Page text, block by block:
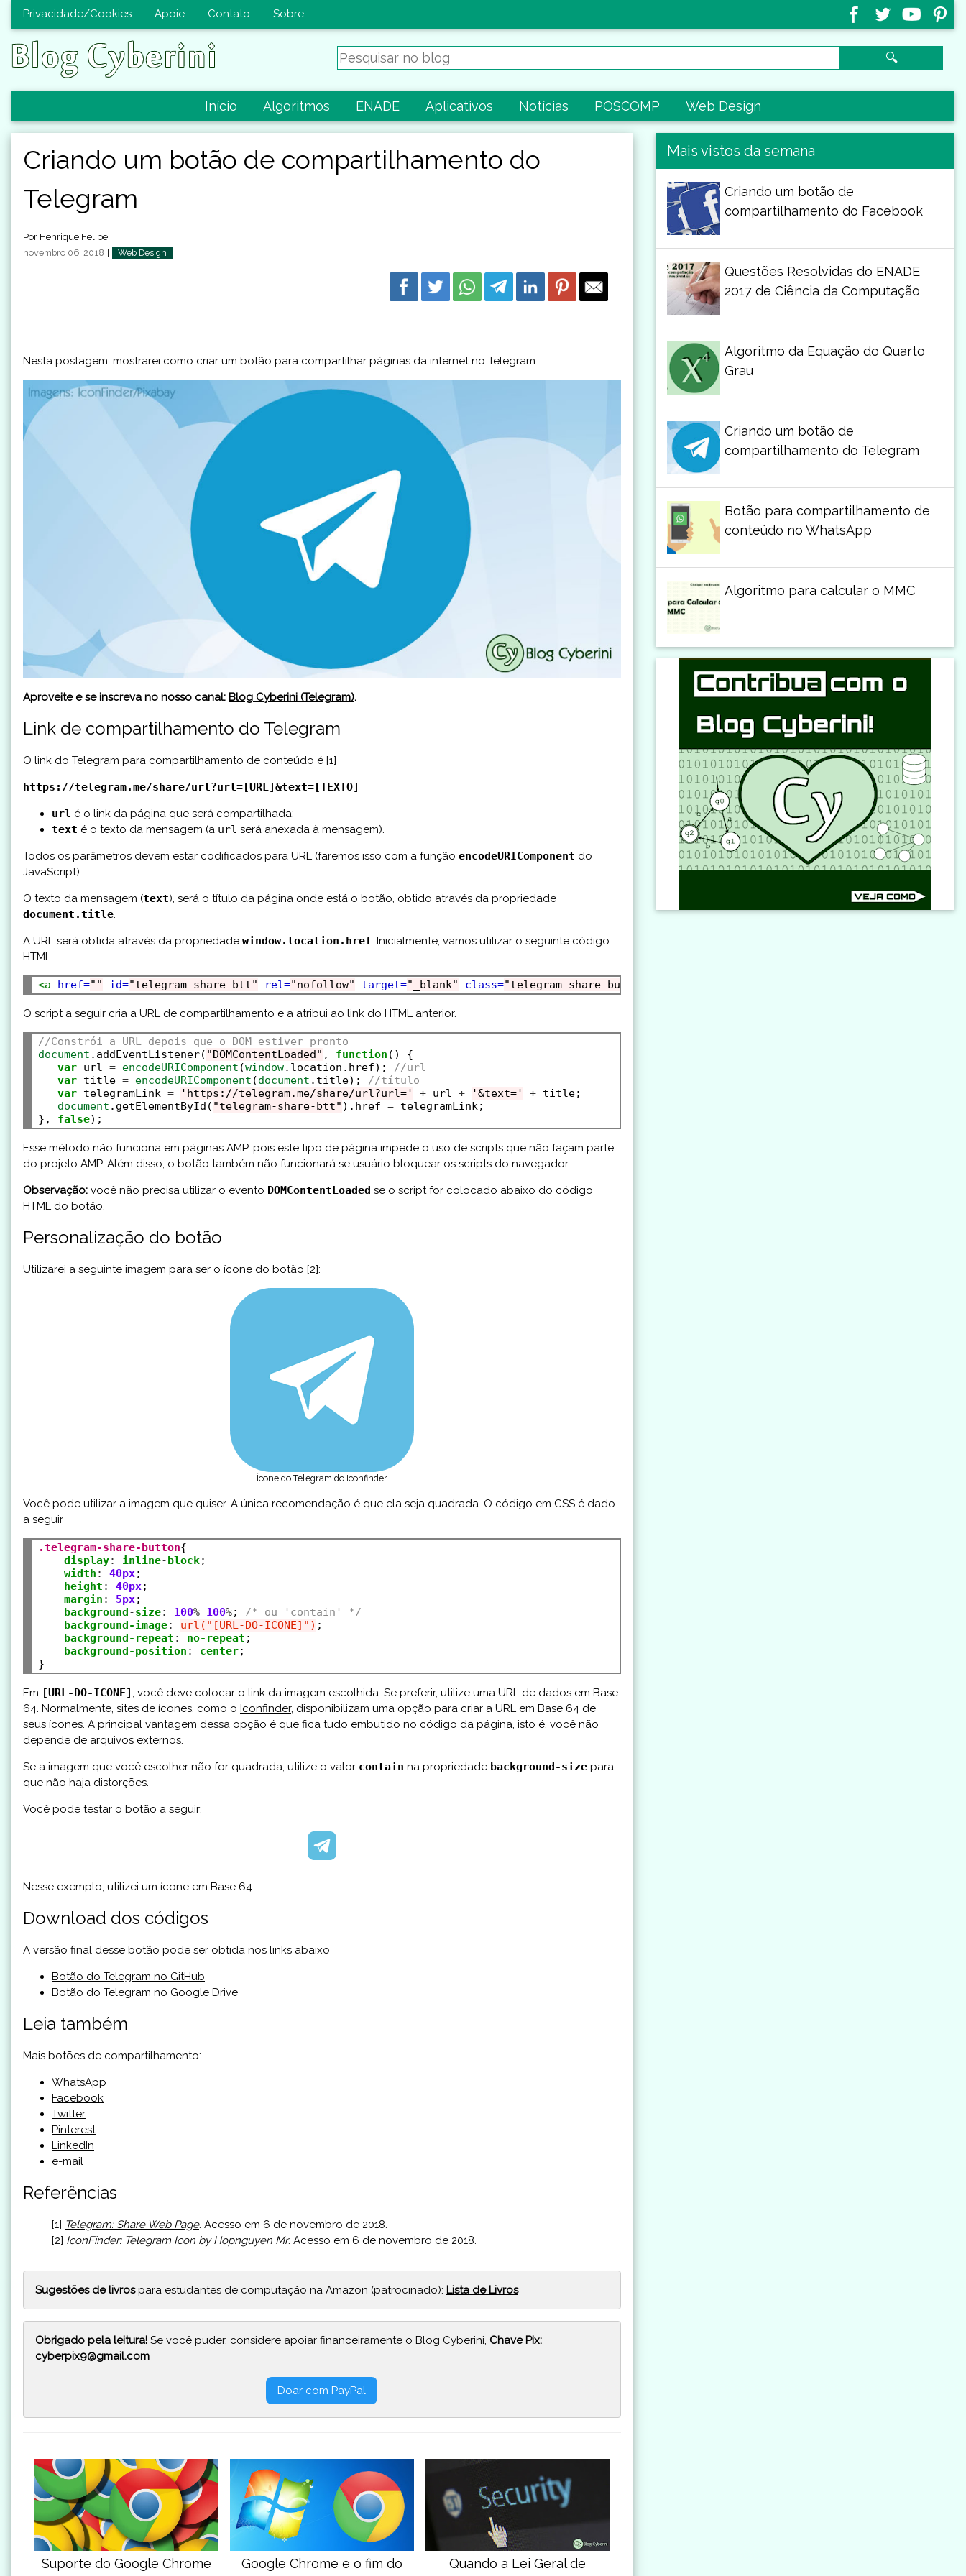
Privacidade/Cookies Apoie Contato Sobre
🔍
Início Algoritmos ENADE Aplicativos Notícias POSCOMP Web Design
Criando um botão de compartilhamento do
Telegram
Por Henrique Felipe
novembro 06, 2018
Web Design
Nesta postagem, mostrarei como criar um botão para compartilhar páginas da internet no Telegram.
Aproveite e se inscreva no nosso canal: Blog Cyberini (Telegram).
Link de compartilhamento do Telegram
O link do Telegram para compartilhamento de conteúdo é [1]
https://telegram.me/share/url?url=[URL]&text=[TEXTO]
url é o link da página que será compartilhada;
text é o texto da mensagem (a url será anexada à mensagem).
Todos os parâmetros devem estar codificados para URL (faremos isso com a função encodeURIComponent do
JavaScript).
O texto da mensagem (text), será o título da página onde está o botão, obtido através da propriedade
document.title
A URL será obtida através da propriedade window.location.href . Inicialmente, vamos utilizar o seguinte código
HTML
<a href="" id="telegram-share-btt" rel="nofollow" target="_blank" class="telegram-share-button"
O script a seguir cria a URL de compartilhamento e a atribui ao link do HTML anterior.
//Constrói a URL depois que o DOM estiver pronto
document .addEventListener( "DOMContentLoaded" , function () {
var url = encodeURIComponent (window.location.href); //url
var title = encodeURIComponent (document .title); //título
var telegramLink = 'https://telegram.me/share/url?url=' + url + '&text=' + title;
document .getElementById( "telegram-share-btt" ).href = telegramLink;
}, false
Esse método não funciona em páginas AMP, pois este tipo de página impede o uso de scripts que não façam parte
do projeto AMP. Além disso, o botão também não funcionará se usuário bloquear os scripts do navegador.
Observação: você não precisa utilizar o evento DOMContentLoaded se o script for colocado abaixo do código
HTML do botão.
Personalização do botão
Utilizarei a seguinte imagem para ser o ícone do botão [2]:
Ícone do Telegram do Iconfinder
Você pode utilizar a imagem que quiser. A única recomendação é que ela seja quadrada. O código em CSS é dado
a seguir
.telegram-share-button{
display: inline-block;
width : 40px;
height : 40px;
margin : 5px;
background-size: 100% 100%; /* ou 'contain' */
background-image: url("[URL-DO-ICONE]") ;
background-repeat : no-repeat ;
background-position : center;
Em [URL-DO-ICONE] , você deve colocar o link da imagem escolhida. Se preferir, utilize uma URL de dados em Base
64. Normalmente, sites de ícones, como o Iconfinder, disponibilizam uma opção para criar a URL em Base 64 de
seus ícones. A principal vantagem dessa opção é que fica tudo embutido no código da página, isto é, você não
depende de arquivos externos.
Se a imagem que você escolher não for quadrada, utilize o valor contain na propriedade background-size para
que não haja distorções.
Você pode testar o botão a seguir:
Nesse exemplo, utilizei um ícone em Base 64.
Download dos códigos
A versão final desse botão pode ser obtida nos links abaixo
Botão do Telegram no GitHub
Botão do Telegram no Google Drive
Leia também
Mais botões de compartilhamento:
WhatsApp
Facebook
Twitter
Pinterest
LinkedIn
e-mail
Referências
[1] Telegram: Share Web Page. Acesso em 6 de novembro de 2018.
[2] IconFinder: Telegram Icon by Hopnguyen Mr. Acesso em 6 de novembro de 2018.
Sugestões de livrospara estudantes de computação na Amazon (patrocinado): Lista de Livros
Obrigado pela leitura! Se você puder, considere apoiar financeiramente o Blog Cyberini, Chave Pix:
cyberpix9@gmail.com
Doar com PayPal
Suporte do Google Chrome
Google Chrome e o fim do
Quando a Lei Geral de
Mais vistos da semana
Criando um botão de
compartilhamento do Facebook
Questões Resolvidas do ENADE
2017 de Ciência da Computação
Algoritmo da Equação do Quarto
Grau
Criando um botão de
compartilhamento do Telegram
Botão para compartilhamento de
conteúdo no WhatsApp
Algoritmo para calcular o MMC